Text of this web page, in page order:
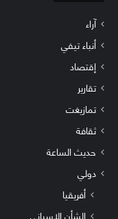
آراء
أنباء تيفي
إقتصاد
تقارير
تمازيغت
ثقافة
حديث الساعة
دولي
أفريقيا
الشأن الإسباني